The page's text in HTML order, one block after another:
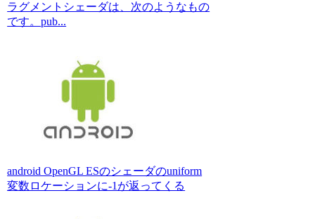
ラグメントシェーダは、次のようなもの
です。pub...
android OpenGL ESのシェーダのuniform
変数ロケーションに-1が返ってくる